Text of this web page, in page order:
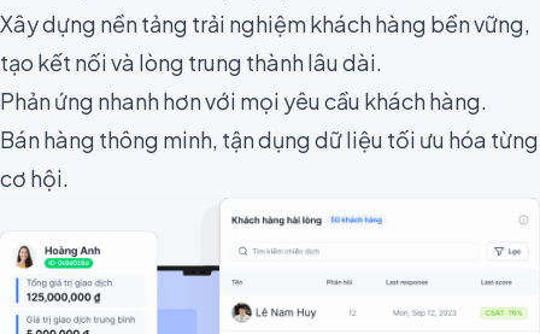
Xây dựng nền tảng trải nghiệm khách hàng bền vững,
tạo kết nối và lòng trung thành lâu dài.
Phản ứng nhanh hơn với mọi yêu cầu khách hàng.
Bán hàng thông minh, tận dụng dữ liệu tối ưu hóa từng
cơ hội.